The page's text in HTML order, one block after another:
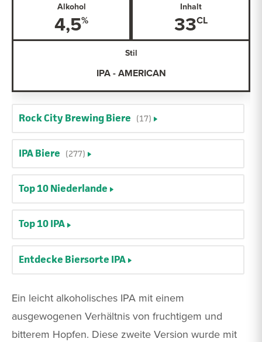
Ein leicht alkoholisches IPA mit einem
ausgewogenen Verhältnis von fruchtigem und
bitterem Hopfen. Diese zweite Version wurde mit
Alkohol
4,5
Inhalt
33
Stil
IPA - AMERICAN
Rock City Brewing Biere (17)
IPA Biere (277)
Top 10 Niederlande
Top 10 IPA
Entdecke Biersorte IPA